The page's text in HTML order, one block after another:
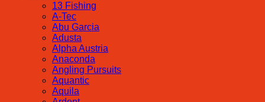
13 Fishing
A-Tec
Abu Garcia
Adusta
Alpha Austria
Anaconda
Angling Pursuits
Aquantic
Aquila